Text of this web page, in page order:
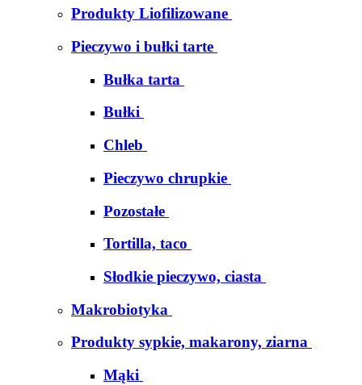
Produkty Liofilizowane
Pieczywo i bułki tarte
Bułka tarta
Bułki
Chleb
Pieczywo chrupkie
Pozostałe
Tortilla, taco
Słodkie pieczywo, ciasta
Makrobiotyka
Produkty sypkie, makarony, ziarna
Mąki